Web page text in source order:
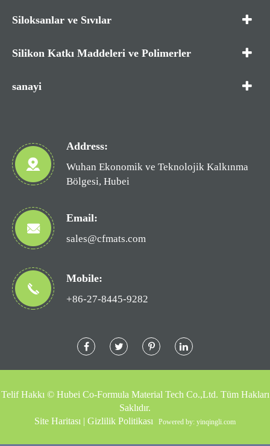
Siloksanlar ve Sıvılar
Silikon Katkı Maddeleri ve Polimerler
sanayi
Address:
Wuhan Ekonomik ve Teknolojik Kalkınma
Bölgesi, Hubei
Email:
sales@cfmats.com
Mobile:
+86-27-8445-9282
Telif Hakkı © Hubei Co-Formula Material Tech Co.,Ltd. Tüm Hakları
Saklıdır.
Site Haritası | Gizlilik Politikası Powered by: yinqingli.com